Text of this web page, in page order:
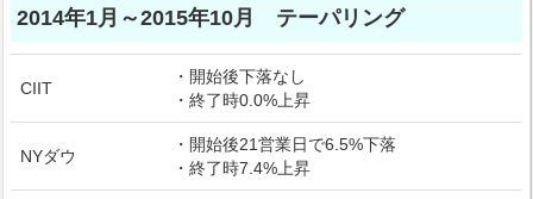
2014年1月～2015年10月 テーパリング
CIIT
・開始後下落なし
・終了時0.0%上昇
NYダウ
・開始後21営業日で6.5%下落
・終了時7.4%上昇